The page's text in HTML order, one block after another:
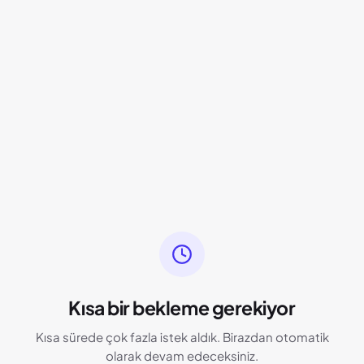
Kısa bir bekleme gerekiyor
Kısa sürede çok fazla istek aldık. Birazdan otomatik
olarak devam edeceksiniz.